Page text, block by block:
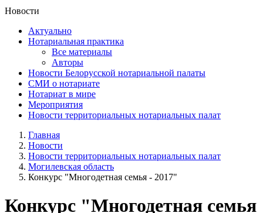
Новости
Актуально
Нотариальная практика
Все материалы
Авторы
Новости Белорусской нотариальной палаты
СМИ о нотариате
Нотариат в мире
Мероприятия
Новости территориальных нотариальных палат
Главная
Новости
Новости территориальных нотариальных палат
Могилевская область
Конкурс "Многодетная семья - 2017"
Конкурс "Многодетная семья